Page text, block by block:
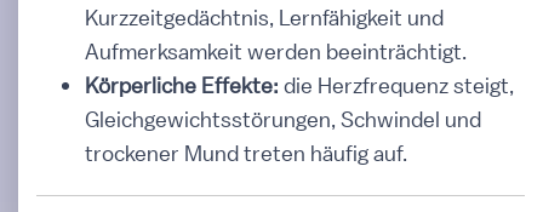
Kurzzeitgedächtnis, Lernfähigkeit und
Aufmerksamkeit werden beeinträchtigt.
Körperliche Effekte: die Herzfrequenz steigt,
Gleichgewichtsstörungen, Schwindel und
trockener Mund treten häufig auf.